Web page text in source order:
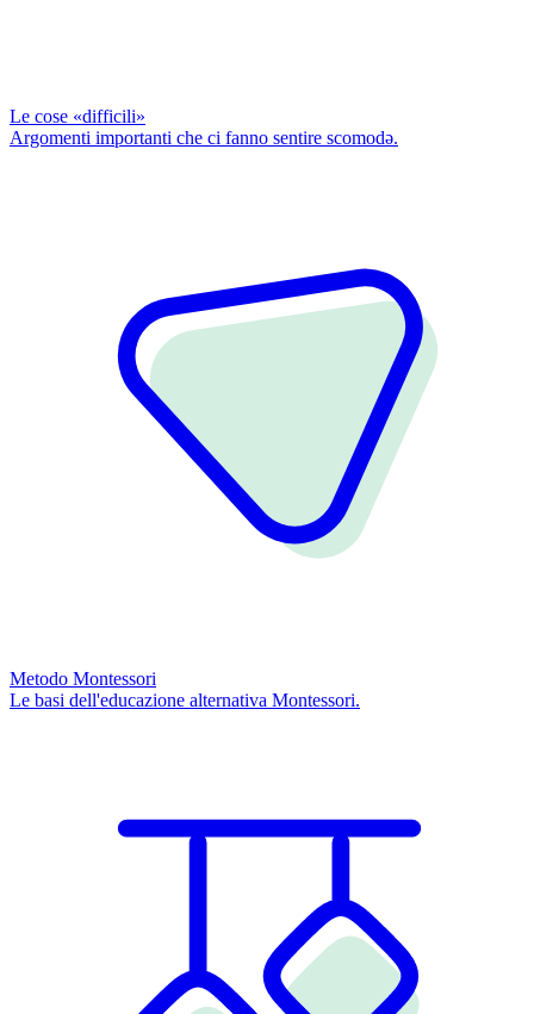
Le cose «difficili»
Argomenti importanti che ci fanno sentire scomodǝ.
Metodo Montessori
Le basi dell'educazione alternativa Montessori.